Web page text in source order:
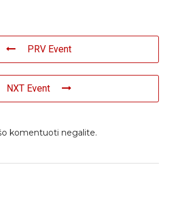
PRV Event
NXT Event
komentuoti negalite.